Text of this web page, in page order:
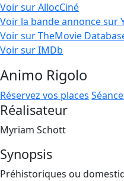
Voir sur AllocCiné
Voir la bande annonce sur
Voir sur TheMovie
Voir sur IMDb
Animo Rigolo
Réservez vos places
Réalisateur
Myriam Schott
Synopsis
Préhistoriques ou